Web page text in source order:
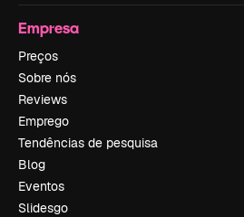
Empresa
Preços
Sobre nós
Reviews
Emprego
Tendências de pesquisa
Blog
Eventos
Slidesgo